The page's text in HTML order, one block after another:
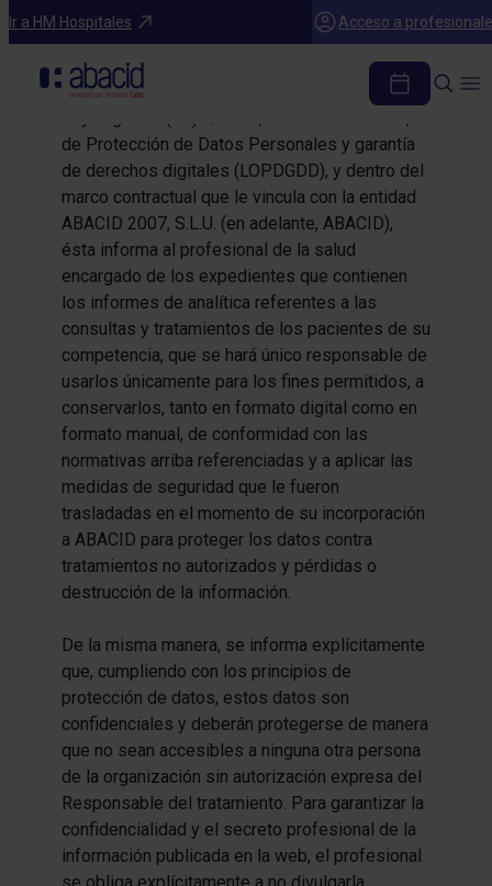
Ir a HM Hospitales Acceso a
De conformidad con lo dispuesto en las
normativas vigentes en materia de protección
de datos personales, el Reglamento (UE)
2016/679, de 27 de abril de 2016 (RGPD), la
de Protección de Datos Personales y garantía
de derechos digitales (LOPDGDD), y dentro del
marco contractual que le vincula con la entidad
ABACID 2007, S.L.U. (en adelante, ABACID),
ésta informa al profesional de la salud
encargado de los expedientes que contienen
los informes de analítica referentes a las
consultas y tratamientos de los pacientes de su
competencia, que se hará único responsable de
usarlos únicamente para los fines permitidos, a
conservarlos, tanto en formato digital como en
formato manual, de conformidad con las
normativas arriba referenciadas y a aplicar las
medidas de seguridad que le fueron
trasladadas en el momento de su incorporación
a ABACID para proteger los datos contra
tratamientos no autorizados y pérdidas o
destrucción de la información.
De la misma manera, se informa explícitamente
que, cumpliendo con los principios de
protección de datos, estos datos son
confidenciales y deberán protegerse de manera
que no sean accesibles a ninguna otra persona
de la organización sin autorización expresa del
Responsable del tratamiento. Para garantizar la
confidencialidad y el secreto profesional de la
información publicada en la web, el profesional